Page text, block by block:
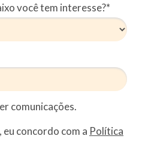
você tem interesse?*
comunicações.
concordo com a Política